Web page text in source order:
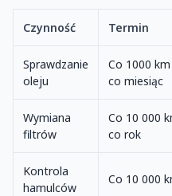
Czynność Termin
Sprawdzanie
oleju
Co 1000
co miesiąc
Wymiana
filtrów
Co 10 000
co rok
Kontrola
hamulców
Co 10 000